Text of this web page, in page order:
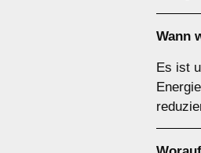
Wann
Es ist